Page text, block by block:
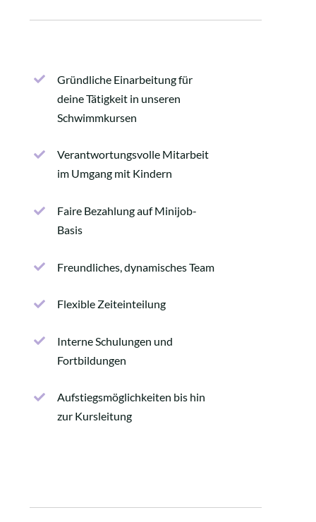
Gründliche Einarbeitung für
deine Tätigkeit in unseren
Schwimmkursen
Verantwortungsvolle Mitarbeit
im Umgang mit Kindern
Faire Bezahlung auf Minijob-
Basis
Freundliches, dynamisches Team
Flexible Zeiteinteilung
Interne Schulungen und
Fortbildungen
Aufstiegsmöglichkeiten bis hin
zur Kursleitung